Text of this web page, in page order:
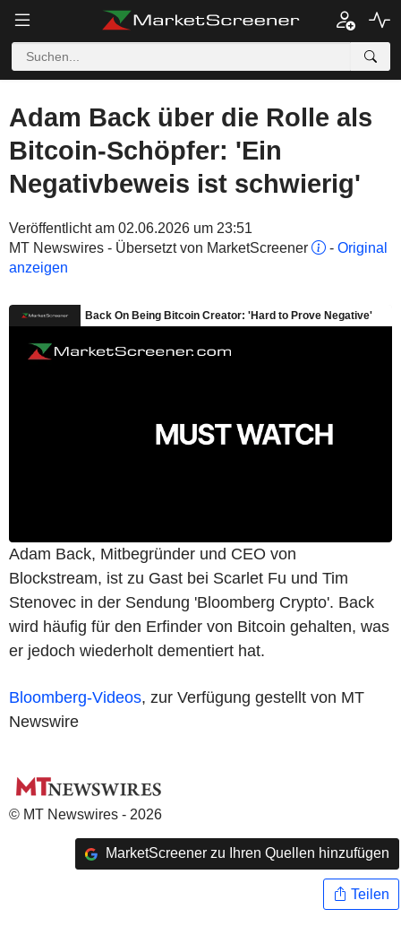
Adam Back über die Rolle als
Bitcoin-Schöpfer: 'Ein
Negativbeweis ist schwierig'
Veröffentlicht am 02.06.2026 um 23:51
MT Newswires - Übersetzt von MarketScreener
- Original
anzeigen
Adam Back, Mitbegründer und CEO von
Blockstream, ist zu Gast bei Scarlet Fu und Tim
Stenovec in der Sendung 'Bloomberg Crypto'. Back
wird häufig für den Erfinder von Bitcoin gehalten, was
er jedoch wiederholt dementiert hat.
Bloomberg-Videos, zur Verfügung gestellt von MT
Newswire
© MT Newswires - 2026
MarketScreener zu Ihren Quellen hinzufügen
Teilen